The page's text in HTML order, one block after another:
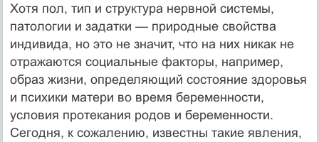
Хотя пол, тип и структура нервной системы,
патологии и задатки — природные свойства
индивида, но это не значит, что на них никак не
отражаются социальные факторы, например,
образ жизни, определяющий состояние здоровья
и психики матери во время беременности,
условия протекания родов и беременности.
Сегодня, к сожалению, известны такие явления,